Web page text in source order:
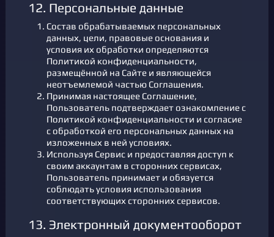
12. Персональные данные
Состав обрабатываемых персональных
данных, цели, правовые основания и
условия их обработки определяются
Политикой конфиденциальности,
размещённой на Сайте и являющейся
неотъемлемой частью Соглашения.
Принимая настоящее Соглашение,
Пользователь подтверждает ознакомление с
Политикой конфиденциальности и согласие
с обработкой его персональных данных на
изложенных в ней условиях.
Используя Сервис и предоставляя доступ к
своим аккаунтам в сторонних сервисах,
Пользователь принимает и обязуется
соблюдать условия использования
соответствующих сторонних сервисов.
13. Электронный документооборот